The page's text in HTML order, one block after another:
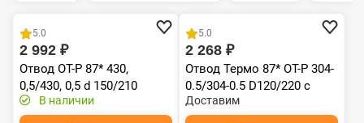
5.0
2 992 ₽
Отвод ОТ-Р 87* 430,
0,5/430, 0,5 d 150/210
В наличии
5.0
2 268 ₽
Отвод Термо 87* ОТ-Р 304-
0.5/304-0.5 D120/220 с
хомутом на замке
Доставим